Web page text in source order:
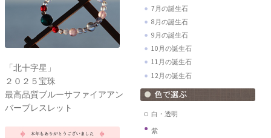
「北十字星」
２０２５宝珠
最高品質ブルーサファイアアン
バーブレスレット
7月の誕生石
8月の誕生石
9月の誕生石
10月の誕生石
11月の誕生石
12月の誕生石
白・透明
紫